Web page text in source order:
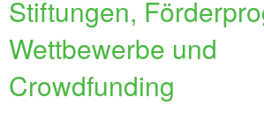
Stiftungen,
Wettbewerbe und
Crowdfunding